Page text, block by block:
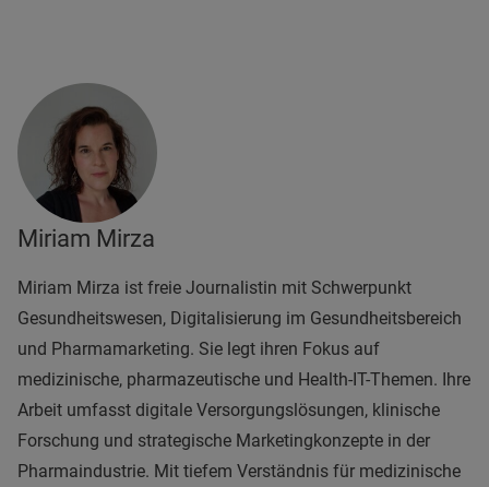
Miriam Mirza
Miriam Mirza ist freie Journalistin mit Schwerpunkt
Gesundheitswesen, Digitalisierung im Gesundheitsbereich
und Pharmamarketing. Sie legt ihren Fokus auf
medizinische, pharmazeutische und Health-IT-Themen. Ihre
Arbeit umfasst digitale Versorgungslösungen, klinische
Forschung und strategische Marketingkonzepte in der
Pharmaindustrie. Mit tiefem Verständnis für medizinische